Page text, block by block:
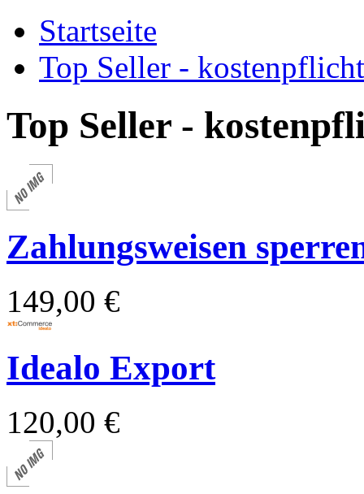
Startseite
Top Seller -
Top Seller -
Zahlungsweisen
149,00 €
Idealo Export
120,00 €